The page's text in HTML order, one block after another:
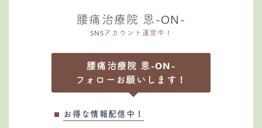
腰痛治療院 恩-ON-
SNSアカウント運営中！
腰痛治療院 恩-ON-
フォローお願いします！
お得な情報配信中！